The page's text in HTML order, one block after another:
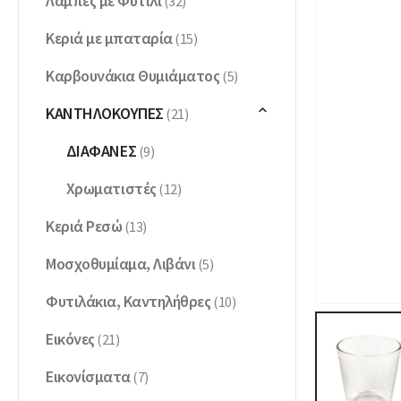
Κεριά με μπαταρία(15)
Καρβουνάκια Θυμιάματος (5)
ΚΑΝΤΗΛΌΚΟΥΠΕΣ (21)
ΔΙΆΦΑΝΕΣ (9)
Χρωματιστές (12)
Κεριά Ρεσώ (13)
Μοσχοθυμίαμα, Λιβάνι(5)
Φυτιλάκια, Καντηλήθρες (10)
Εικόνες (21)
Εικονίσματα(7)